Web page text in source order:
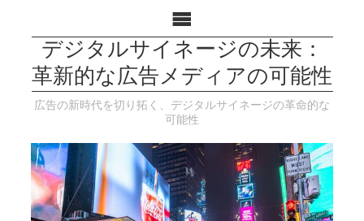
デジタルサイネージの未来：
革新的な広告メディアの可能性
広告の新時代を切り拓く、デジタルサイネージの革命的な
可能性